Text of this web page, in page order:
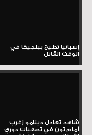
إسبانيا تطيح ببلجيكا في
الوقت القاتل
شاهد تعادل دينامو زغرب
أمام ثون في تصفيات دوري